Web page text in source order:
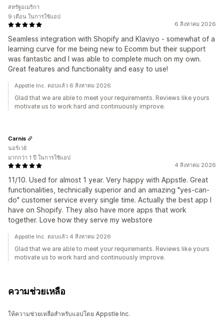
6 สิงหาคม 2026
Seamless integration with Shopify and Klaviyo - somewhat of a
learning curve for me being new to Ecomm but their support
was fantastic and I was able to complete much on my own.
Great features and functionality and easy to use!
สหรัฐอเมริกา
9 เดือน ในการใช้แอป
Appstle Inc. ตอบแล้ว 6 สิงหาคม 2026
Glad that we are able to meet your requirements. Reviews like yours
motivate us to work hard and continuously improve.
4 สิงหาคม 2026
11/10. Used for almost 1 year. Very happy with Appstle. Great
functionalities, technically superior and an amazing "yes-can-
do" customer service every single time. Actually the best app I
have on Shopify. They also have more apps that work
together. Love how they serve my webstore
Carnis
นอร์เวย์
มากกว่า 1 ปี ในการใช้แอป
Appstle Inc. ตอบแล้ว 4 สิงหาคม 2026
Glad that we are able to meet your requirements. Reviews like yours
motivate us to work hard and continuously improve.
ความช่วยเหลือ
ให้ความช่วยเหลือสำหรับแอปโดย Appstle Inc.